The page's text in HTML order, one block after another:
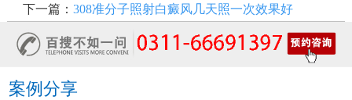
下一篇： 308准分子照射白癜风几天照一次效果好
案例分享